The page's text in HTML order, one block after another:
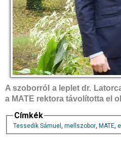
A szoborról a leplet dr.
a MATE rektora távolította el
Címkék
Tessedik Sámuel , mellszobor, MATE,